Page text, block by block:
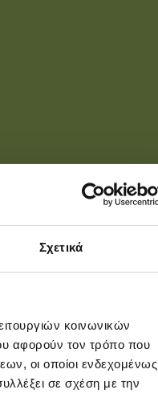
Σχετικά
κοινωνικών
αφορούν τον τρόπο που
οι οποίοι ενδεχομένως
σε σχέση με την